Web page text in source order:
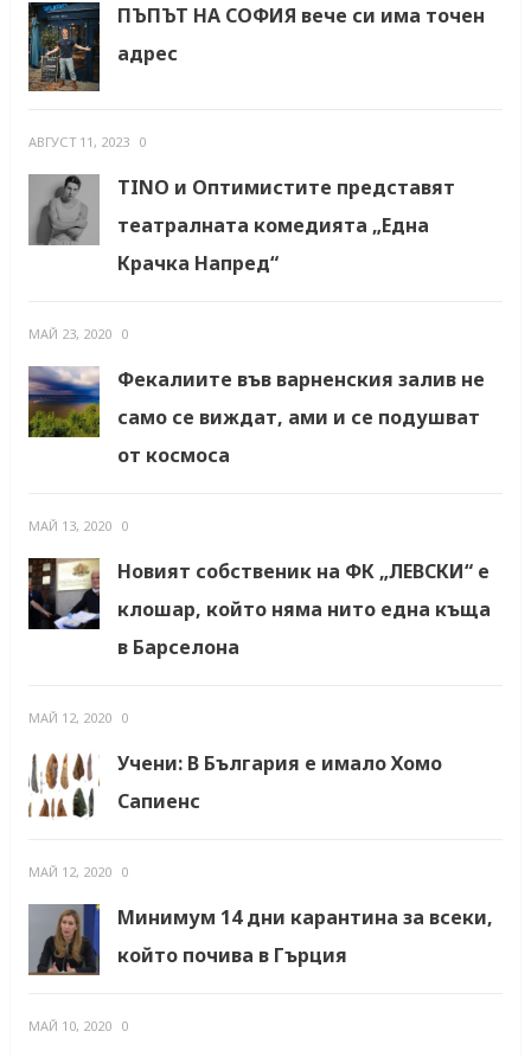
ПЪПЪТ НА СОФИЯ вече си има точен
адрес
АВГУСТ 11, 2023 0
TINO и Оптимистите представят
театралната комедията „Една
Крачка Напред“
МАЙ 23, 2020 0
Фекалиите във варненския залив не
само се виждат, ами и се подушват
от космоса
МАЙ 13, 2020 0
Новият собственик на ФК „ЛЕВСКИ“ е
клошар, който няма нито една къща
в Барселона
МАЙ 12, 2020 0
Учени: В България е имало Хомо
Сапиенс
МАЙ 12, 2020 0
Минимум 14 дни карантина за всеки,
който почива в Гърция
МАЙ 10, 2020 0